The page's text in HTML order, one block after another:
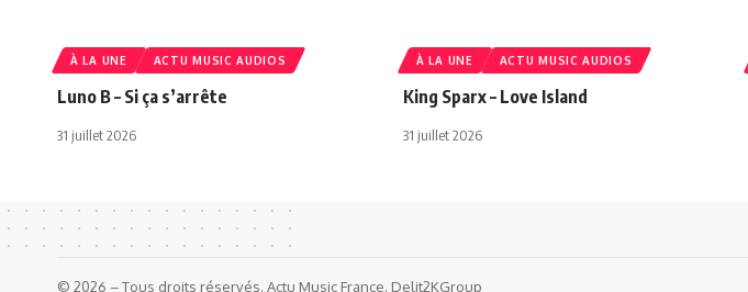
À LA UNE ACTU MUSIC AUDIOS
Luno B – Si ça s’arrête
31 juillet 2026
À LA UNE ACTU MUSIC AUDIOS
King Sparx – Love Island
31 juillet 2026
© 2026 – Tous droits réservés. Actu Music France. Delit2KGroup